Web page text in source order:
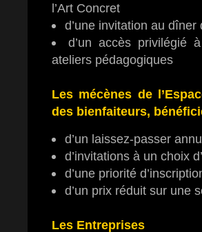
l’Art Concret
d’une invitation au dîner
d’un accès privilégié
ateliers pédagogiques
Les mécènes de
des bienfaiteurs,
d’un laissez-passer
d’invitations à un choix
d’une priorité
d’un prix réduit sur une
Les Entreprises